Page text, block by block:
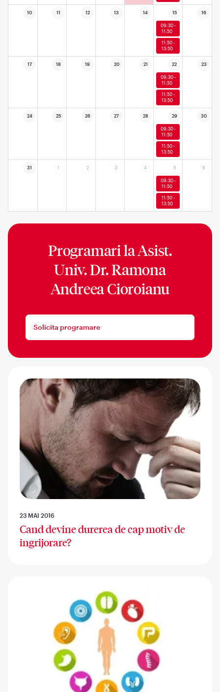
10 11 12 13 14 15 16
09:30 -
11:50
11:50 -
13:50
17 18 19 20 21 22 23
09:30 -
11:50
11:50 -
13:50
24 25 26 27 28 29 30
09:30 -
11:50
11:50 -
13:50
31 1 2 3 4 5 6
09:30 -
11:50
11:50 -
13:50
Programari laAsist.
Univ. Dr. Ramona
Andreea Cioroianu
Solicita programare
23 MAI 2016
Cand devine durerea de cap motiv de
ingrijorare?